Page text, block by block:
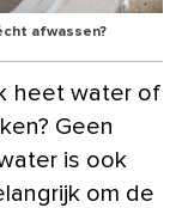
afwassen?
heet water of
Geen
is ook
om de